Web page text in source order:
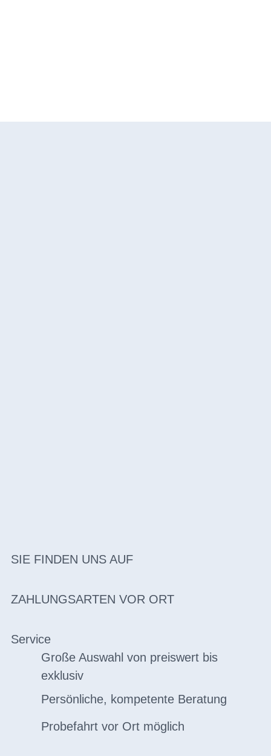
SIE FINDEN UNS AUF
ZAHLUNGSARTEN VOR ORT
Service
Große Auswahl von preiswert bis
exklusiv
Persönliche, kompetente Beratung
Probefahrt vor Ort möglich